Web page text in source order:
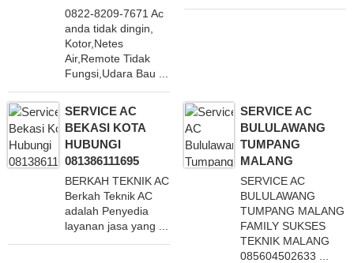
0822-8209-7671 Ac
anda tidak dingin,
Kotor,Netes
Air,Remote Tidak
Fungsi,Udara Bau ...
SERVICE AC
BEKASI KOTA
HUBUNGI
081386111695
BERKAH TEKNIK AC
Berkah Teknik AC
adalah Penyedia
layanan jasa yang ...
SERVICE AC
BULULAWANG
TUMPANG
MALANG
SERVICE AC
BULULAWANG
TUMPANG MALANG
FAMILY SUKSES
TEKNIK MALANG
085604502633 ...